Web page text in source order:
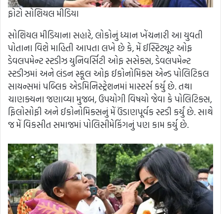
ફોટો સોશિયલ મીડિયા
સોશિયલ મીડિયાના સહારે, લોકોનું ધ્યાન ખેંચનારી આ યુવતી
પોતાના વિશે માહિતી આપતા લખે છે કે, મેં ઈસ્ટિટ્યૂટ ઓફ
ડેવલપમેન્ટ સ્ટડીઝ યુનિવર્સિટી ઓફ સસેક્સ, ડેવલપમેન્ટ
સ્ટડીઝમાં અને લંડન સ્કૂલ ઓફ ઈકોનોમિક્સ એન્ડ પોલિટિકલ
સાયન્સમાં પબ્લિક એડમિનિસ્ટ્રેશનમાં માસ્ટર્સ કર્યુ છે. તથા
ચાણક્યના જણાવ્યા મુજબ, ઉપયોગી વિષયો જેવા કે પોલિટિક્સ,
ફિલોસોફી અને ઈકોનોમિક્સનું મેં ઉંડાણપૂર્વક સ્ટડી કર્યું છે. સાથે
જ મેં વિકસીત સમાજમાં પોલિસીમેકિંગનું પણ કામ કર્યુ છે.